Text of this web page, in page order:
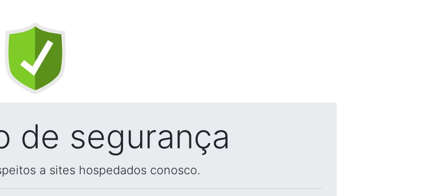
de segurança
a sites hospedados conosco.